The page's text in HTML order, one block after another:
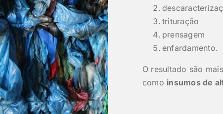
trituração
prensagem
enfardamento.
O resultado são
como insumos de